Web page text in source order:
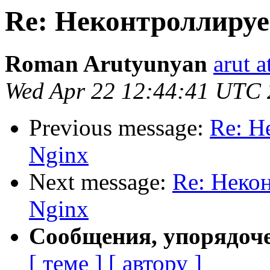
Re:
Roman Arutyunyan arut
Wed Apr 22 12:44:41 UTC
Previous message: Re:
Nginx
Next message: Re:
Nginx
Сообщения,
[ теме ] [ автору ]